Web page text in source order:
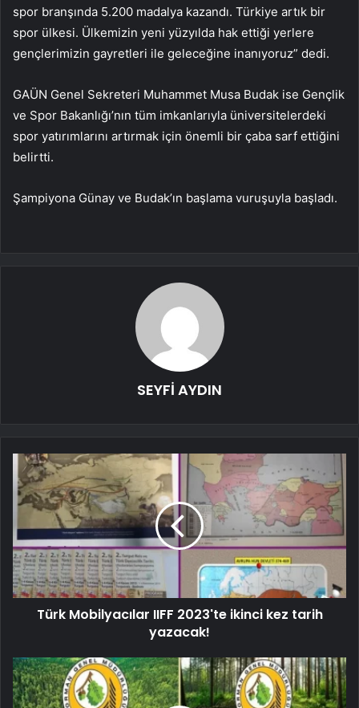
spor branşında 5.200 madalya kazandı. Türkiye artık bir
spor ülkesi. Ülkemizin yeni yüzyılda hak ettiği yerlere
gençlerimizin gayretleri ile geleceğine inanıyoruz” dedi.
GAÜN Genel Sekreteri Muhammet Musa Budak ise Gençlik
ve Spor Bakanlığı’nın tüm imkanlarıyla üniversitelerdeki
spor yatırımlarını artırmak için önemli bir çaba sarf ettiğini
belirtti.
Şampiyona Günay ve Budak’ın başlama vuruşuyla başladı.
SEYFİ AYDIN
Türk Mobilyacılar IIFF 2023'te ikinci kez tarih
yazacak!